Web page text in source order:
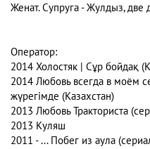
Женат. Супруга - Жулдыз, две
Оператор:
2014 Холостяк | Сұр бойдақ
2014 Любовь всегда в моём
жүрегімде (Казахстан)
2013 Любовь Тракториста
2013 Куляш
2011 - ... Побег из аула